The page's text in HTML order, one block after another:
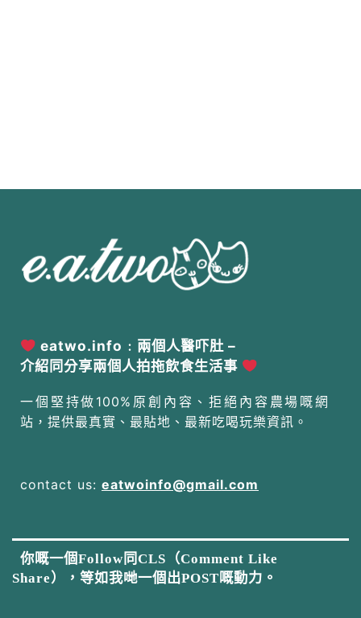
eatwo.info﹕兩個人醫吓肚 –
介紹同分享兩個人拍拖飲食生活事
一個堅持做100%原創內容、拒絕內容農場嘅網
站，提供最真實、最貼地、最新吃喝玩樂資訊。
contact us: eatwoinfo@gmail.com
你嘅一個Follow同CLS（Comment Like
Share），等如我哋一個出POST嘅動力。